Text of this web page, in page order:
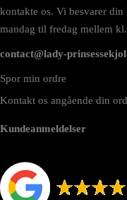
kontakte os. Vi besvarer
mandag til fredag mellem
contact@lady-
Spor min ordre
Kontakt os angående din
Kundeanmeldelser